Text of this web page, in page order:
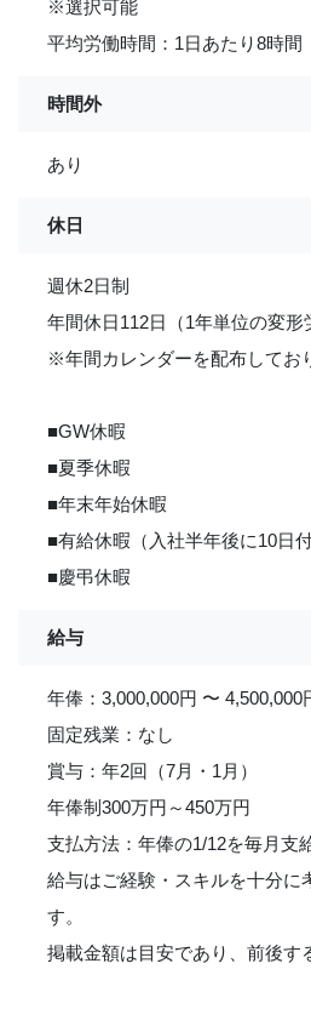
※選択可能
平均労働時間：1日あたり8時間
時間外
あり
休日
週休2日制
年間休日112日（1年単位の変形
※年間カレンダーを配布してお
■GW休暇
■夏季休暇
■年末年始休暇
■有給休暇（入社半年後に10日付
■慶弔休暇
給与
年俸：3,000,000円 〜 4,500,000
固定残業：なし
賞与：年2回（7月・1月）
年俸制300万円～450万円
支払方法：年俸の1/12を毎月支
給与はご経験・スキルを十分に
す。
掲載金額は目安であり、前後す